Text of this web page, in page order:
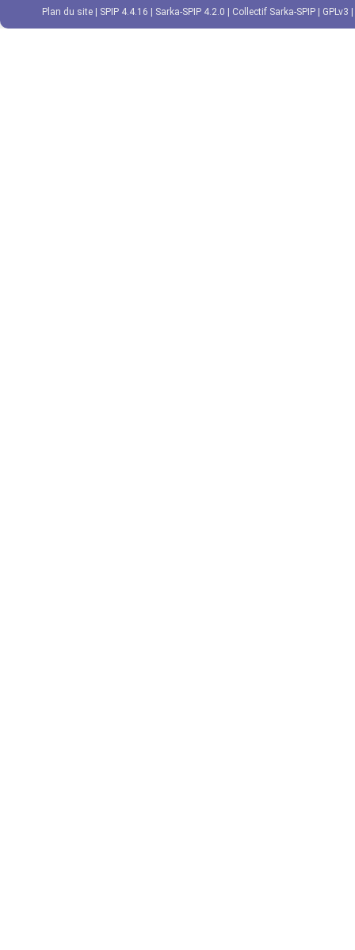
Plan du site SPIP 4.4.16 Sarka-SPIP 4.2.0 Collectif Sarka-SPIP GPLv3